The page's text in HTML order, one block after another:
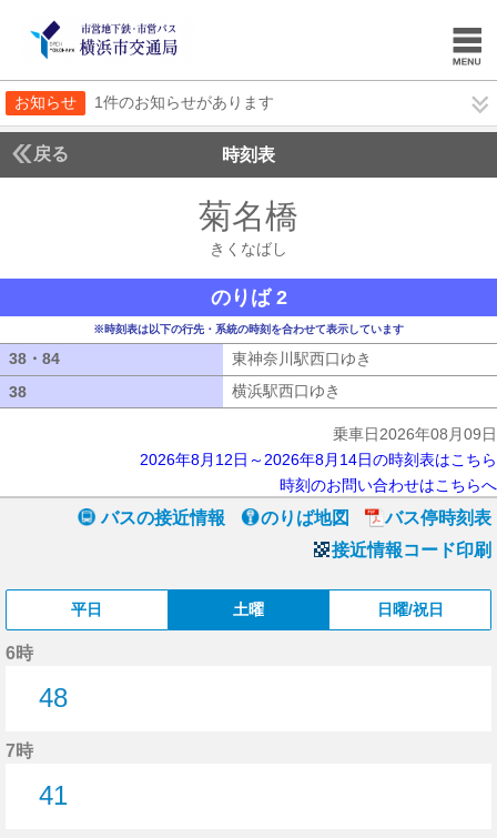
お知らせ 1件のお知らせがあります
戻る 時刻表
菊名橋
きくなばし
のりば 2
※時刻表は以下の行先・系統の時刻を合わせて表示しています
38・84 東神奈川駅西口ゆき
38
横浜駅西口ゆき
乗車日2026年08月09日
2026年8月12日～2026年8月14日の時刻表はこちら
時刻のお問い合わせはこちらへ
バスの接近情報 のりば地図
バス停時刻表
接近情報コード印刷
平日 土曜 日曜/祝日
6時
48
7時
41